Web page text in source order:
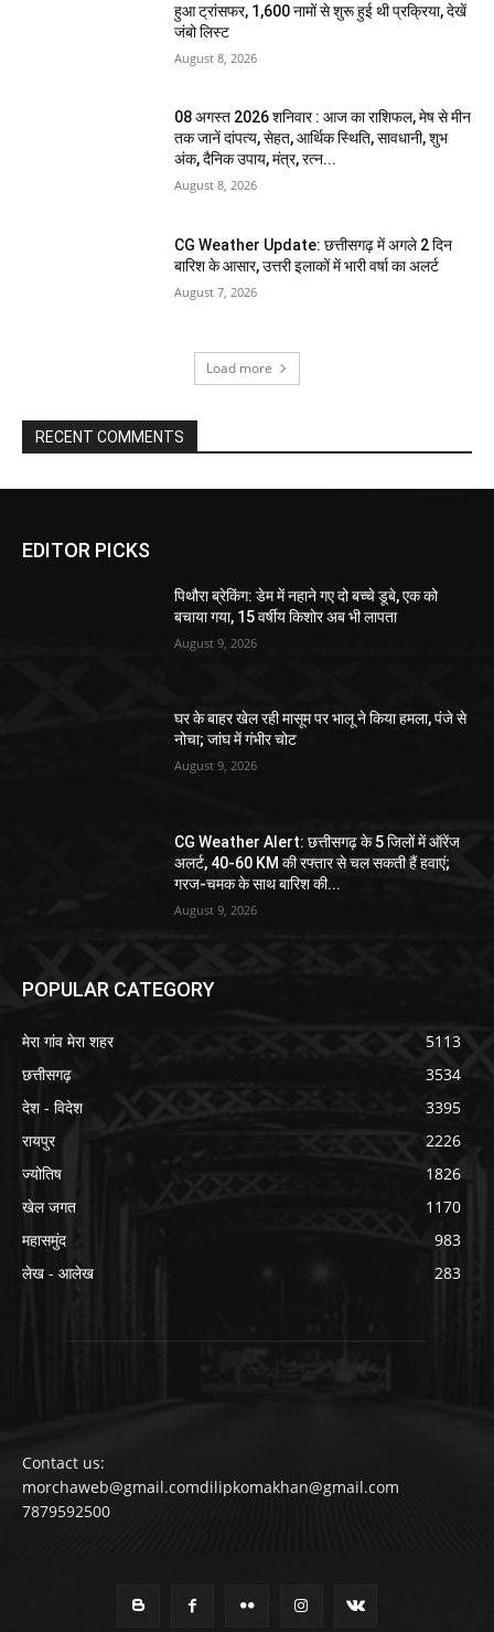
हुआ ट्रांसफर, 1,600 नामों से शुरू हुई थी प्रक्रिया, देखें
जंबो लिस्ट
August 8, 2026
08 अगस्त 2026 शनिवार : आज का राशिफल, मेष से मीन
तक जानें दांपत्य, सेहत, आर्थिक स्थिति, सावधानी, शुभ
अंक, दैनिक उपाय, मंत्र, रत्न...
August 8, 2026
CG Weather Update: छत्तीसगढ़ में अगले 2 दिन
बारिश के आसार, उत्तरी इलाकों में भारी वर्षा का अलर्ट
August 7, 2026
Load more
RECENT COMMENTS
EDITOR PICKS
पिथौरा ब्रेकिंग: डेम में नहाने गए दो बच्चे डूबे, एक को
बचाया गया, 15 वर्षीय किशोर अब भी लापता
August 9, 2026
घर के बाहर खेल रही मासूम पर भालू ने किया हमला, पंजे से
नोचा; जांघ में गंभीर चोट
August 9, 2026
CG Weather Alert: छत्तीसगढ़ के 5 जिलों में ऑरेंज
अलर्ट, 40-60 KM की रफ्तार से चल सकती हैं हवाएं;
गरज-चमक के साथ बारिश की...
August 9, 2026
POPULAR CATEGORY
मेरा गांव मेरा शहर
5113
छत्तीसगढ़
3534
देश - विदेश
3395
रायपुर
2226
ज्योतिष
1826
खेल जगत
1170
महासमुंद
983
लेख - आलेख
283
Contact us:
morchaweb@gmail.comdilipkomakhan@gmail.com
7879592500